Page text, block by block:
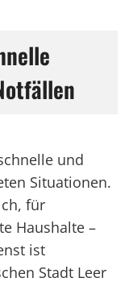
und
Situationen.
für
Haushalte –
ist
Stadt Leer